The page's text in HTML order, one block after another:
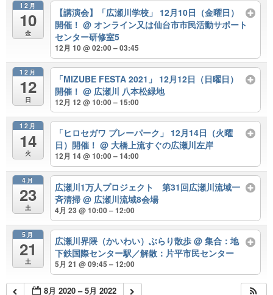
12月
10
金
【講演会】「広瀬川学校」 12月10日（金曜日）
開催！@ オンライン又は仙台市市民活動サポート
センター研修室5
12月 10 @ 02:00 – 03:45
12月
12
日
「MIZUBE FESTA 2021」 12月12日（日曜日）
開催！@ 広瀬川 八本松緑地
12月 12 @ 10:00 – 15:00
12月
14
火
「ヒロセガワ プレーパーク」 12月14日（火曜
日）開催！@ 大橋上流すぐの広瀬川左岸
12月 14 @ 10:00 – 14:00
4月
23
土
広瀬川1万人プロジェクト 第31回広瀬川流域一
斉清掃@ 広瀬川流域8会場
4月 23 @ 10:00 – 12:00
5月
21
土
広瀬川界隈（かいわい）ぶらり散歩@ 集合：地
下鉄国際センター駅／解散：片平市民センター
5月 21 @ 09:45 – 12:00
8月 2020 – 5月 2022